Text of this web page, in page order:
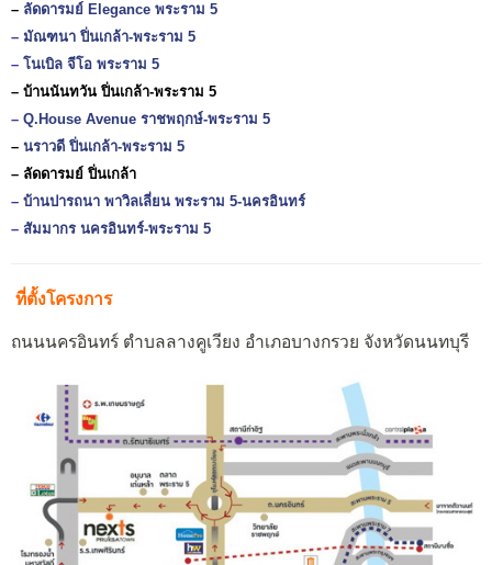
– ลัดดารมย์ Elegance พระราม 5
– มัณฑนา ปิ่นเกล้า-พระราม 5
– โนเบิล จีโอ พระราม 5
– บ้านนันทวัน ปิ่นเกล้า-พระราม 5
– Q.House Avenue ราชพฤกษ์-พระราม 5
– นราวดี ปิ่นเกล้า-พระราม 5
– ลัดดารมย์ ปิ่นเกล้า
– บ้านปารถนา พาวิลเลี่ยน พระราม 5-นครอินทร์
– สัมมากร นครอินทร์-พระราม 5
ที่ตั้งโครงการ
ถนนนครอินทร์ ตำบลลางคูเวียง อำเภอบางกรวย จังหวัดนนทบุรี